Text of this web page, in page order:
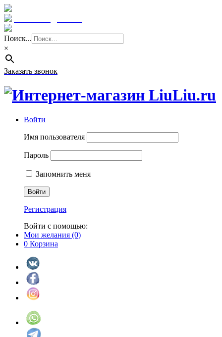
Поиск...
×
Заказать звонок
Войти
Имя пользователя
Пароль
Запомнить меня
Регистрация
Войти с помощью:
Мои желания (0)
0 Корзина